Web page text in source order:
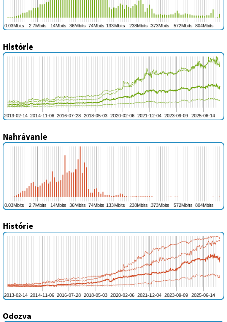
Histórie
Nahrávanie
Histórie
Odozva